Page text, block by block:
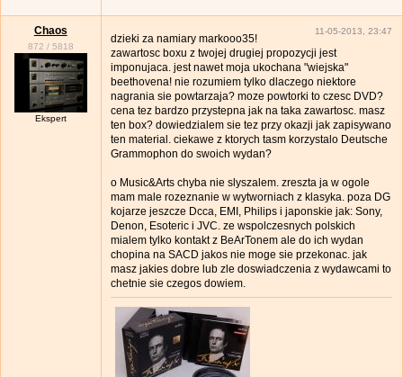
Chaos
872 / 5818
Ekspert
11-05-2013, 23:47
dzieki za namiary markooo35!
zawartosc boxu z twojej drugiej propozycji jest
imponujaca. jest nawet moja ukochana "wiejska"
beethovena! nie rozumiem tylko dlaczego niektore
nagrania sie powtarzaja? moze powtorki to czesc DVD?
cena tez bardzo przystepna jak na taka zawartosc. masz
ten box? dowiedzialem sie tez przy okazji jak zapisywano
ten material. ciekawe z ktorych tasm korzystalo Deutsche
Grammophon do swoich wydan?
o Music&Arts chyba nie slyszalem. zreszta ja w ogole
mam male rozeznanie w wytworniach z klasyka. poza DG
kojarze jeszcze Dcca, EMI, Philips i japonskie jak: Sony,
Denon, Esoteric i JVC. ze wspolczesnych polskich
mialem tylko kontakt z BeArTonem ale do ich wydan
chopina na SACD jakos nie moge sie przekonac. jak
masz jakies dobre lub zle doswiadczenia z wydawcami to
chetnie sie czegos dowiem.